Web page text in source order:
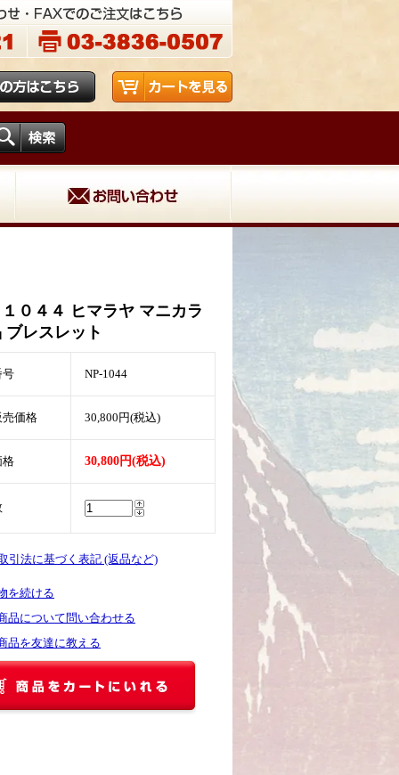
０４４ ヒマラヤ マニカラ
ブレスレット
号 NP-1044
売価格 30,800円(税込)
格 30,800円(税込)
引法に基づく表記 (返品など)
を続ける
品について問い合わせる
品を友達に教える